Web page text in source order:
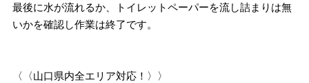
最後に水が流れるか、トイレットペーパーを流し詰まりは無
いかを確認し作業は終了です。
〈〈山口県内全エリア対応！〉〉